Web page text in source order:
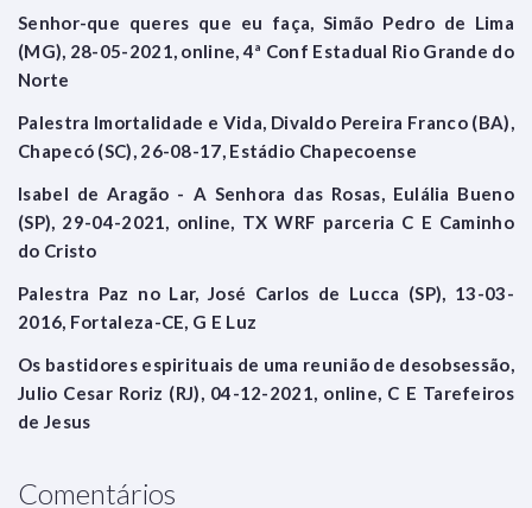
Senhor-que queres que eu faça, Simão Pedro de Lima
(MG), 28-05-2021, online, 4ª Conf Estadual Rio Grande do
Norte
Palestra Imortalidade e Vida, Divaldo Pereira Franco (BA),
Chapecó (SC), 26-08-17, Estádio Chapecoense
Isabel de Aragão - A Senhora das Rosas, Eulália Bueno
(SP), 29-04-2021, online, TX WRF parceria C E Caminho
do Cristo
Palestra Paz no Lar, José Carlos de Lucca (SP), 13-03-
2016, Fortaleza-CE, G E Luz
Os bastidores espirituais de uma reunião de desobsessão,
Julio Cesar Roriz (RJ), 04-12-2021, online, C E Tarefeiros
de Jesus
Comentários